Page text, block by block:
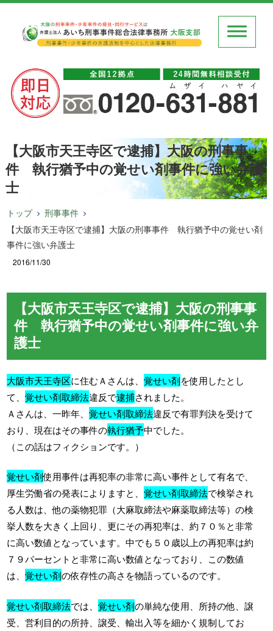
【大阪市天王寺区で逮捕】大阪の刑事事
件 執行猶予中の覚せい剤事件に強い弁護
士
トップ
刑事事件
【大阪市天王寺区で逮捕】大阪の刑事事件 執行猶予中の覚せい剤
事件に強い弁護士
2016/11/30
【大阪市天王寺区で逮捕】大阪の刑事事
件 執行猶予中の覚せい剤事件に強い弁
護士
大阪市天王寺区に住むＡさんは、覚せい剤を使用したとし
て、覚せい剤取締法違反で逮捕されました。
Ａさんは、一昨年、覚せい剤取締法違反で有罪判決を受けて
おり、現在はその事件の執行猶予中でした。
（この話はフィクションです。）
覚せい剤使用事件は再犯率の非常に高い事件として有名で、
厚生労働省の発表によりますと、覚せい剤取締法で検挙され
る人数は、他の薬物犯罪（大麻取締法や麻薬取締法等）の検
挙人数を大きく上回り、更にその再犯率は、約７０％と非常
に高い数値となっています。中でも５０歳以上の再犯率は約
７９パーセントと非常に高い数値となっており、この数値
は、覚せい剤の依存性の高さを物語っているのです。
覚せい剤取締法では、覚せい剤の単純な使用、所持の他、譲
受、営利目的の所持、譲受、輸出入等を細かく規制してお